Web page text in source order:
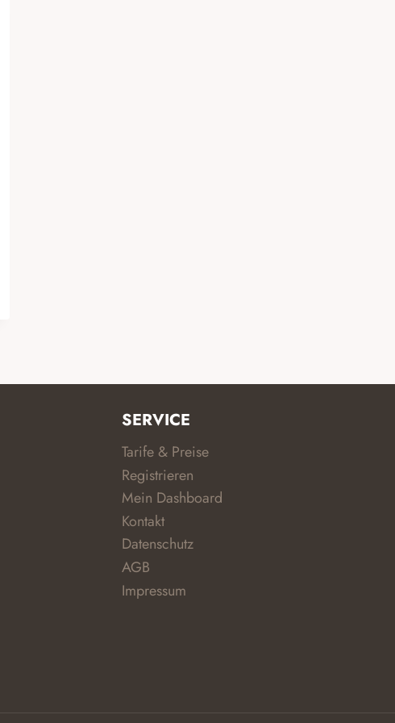
SERVICE
Tarife & Preise
Registrieren
Mein Dashboard
Kontakt
Datenschutz
AGB
Impressum